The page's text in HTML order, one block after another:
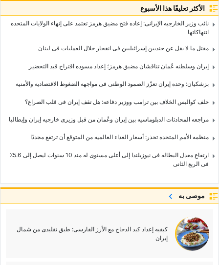
الأكثر تعليقًا هذا الأسبوع
نائب وزیر الخارجیه الإیرانی: إعاده فتح مضیق هرمز تعتمد على إنهاء الولایات المتحده
انتهاکاتها
مقتل ما لا یقل عن جندیین إسرائیلیین فی انفجار خلال العملیات فی لبنان
إیران وسلطنه عُمان تناقشان مضیق هرمز؛ إعداد مسوده اقتراح قید التحضیر
بزشکیان: وحده إیران تعزّز الصمود الوطنی فی مواجهه الضغوط الاقتصادیه والأمنیه
خلف کوالیس الخلاف بین ترامب ووزیر دفاعه: هل تقف إیران فی قلب الصراع؟
مراجعه المحادثات الدبلوماسیه بین إیران وعُمان من قبل وزیری خارجیه إیران وإیطالیا
منظمه الأمم المتحده تحذر: أسعار الغذاء العالمیه من المتوقع أن ترتفع مجددًا
ارتفاع معدل البطاله فی نیوزیلندا إلى أعلى مستوى له منذ 10 سنوات لیصل إلى 5.6٪
فی الربع الثانی
موصى به
کیفیه إعداد کبد الدجاج مع الأرز الفارسی: طبق تقلیدی من شمال
إیران